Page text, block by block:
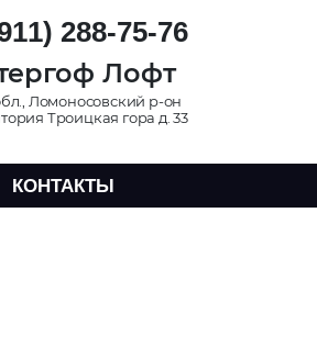
288-75-76
Лофт
Ломоносовский р-он
Троицкая гора д. 33
КОНТАКТЫ